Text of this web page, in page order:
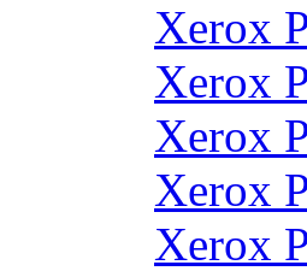
Xerox
Xerox
Xerox
Xerox
Xerox